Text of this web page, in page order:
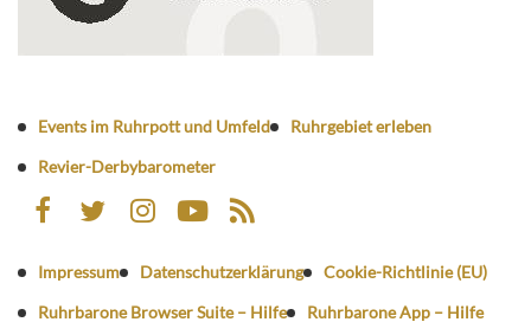
Events im Ruhrpott und Umfeld
Ruhrgebiet erleben
Revier-Derbybarometer
Impressum Datenschutzerklärung
Cookie-Richtlinie (EU)
Ruhrbarone Browser Suite – Hilfe
Ruhrbarone App – Hilfe